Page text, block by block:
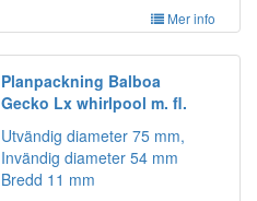
Mer info
Planpackning Balboa
Gecko Lx whirlpool m. fl.
Utvändig diameter 75 mm,
Invändig diameter 54 mm
Bredd 11 mm